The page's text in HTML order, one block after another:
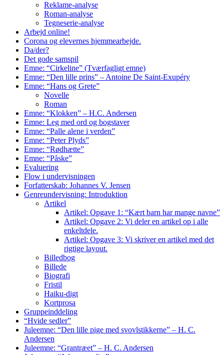
Reklame-analyse
Roman-analyse
Tegneserie-analyse
Arbejd online!
Corona og elevernes hjemmearbejde.
Da/der?
Det gode samspil
Emne: “Cirkeline” (Tværfagligt emne)
Emne: “Den lille prins” – Antoine De Saint-Exupéry
Emne: “Hans og Grete”
Novelle
Roman
Emne: “Klokken” – H.C. Andersen
Emne: Leg med ord og bogstaver
Emne: “Palle alene i verden”
Emne: “Peter Plyds”
Emne: “Rødhætte”
Emne: “Påske”
Evaluering
Flow i undervisningen
Forfatterskab: Johannes V. Jensen
Genreundervisning: Introduktion
Artikel
Artikel: Opgave 1: “Kært barn har mange navne”
Artikel: Opgave 2: Vi deler en artikel op i alle
enkeltdele.
Artikel: Opgave 3: Vi skriver en artikel med det
rigtige layout.
Billedbog
Billede
Biografi
Fristil
Haiku-digt
Kortprosa
Gruppeinddeling
“Hvide sedler”
Juleemne: “Den lille pige med svovlstikkerne” – H. C.
Andersen
Juleemne: “Grantræet” – H. C. Andersen